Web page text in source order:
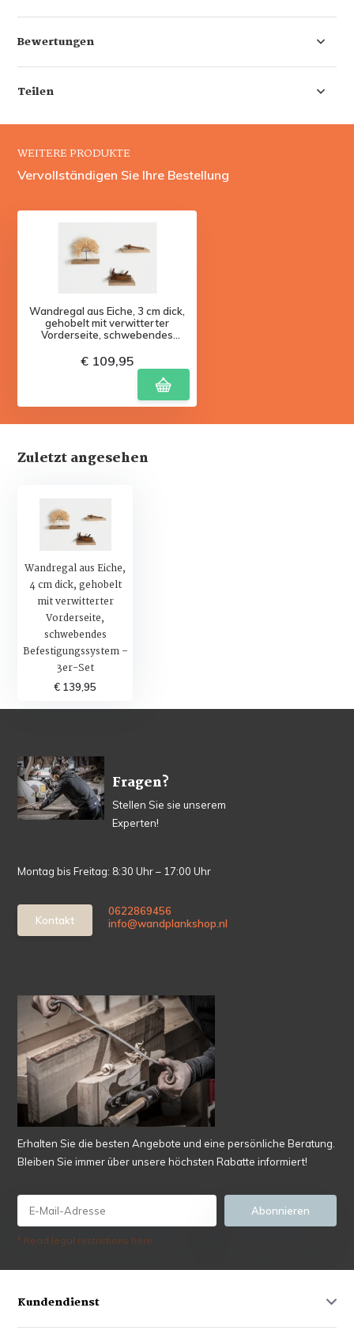
Bewertungen
Teilen
WEITERE PRODUKTE
Vervollständigen Sie Ihre Bestellung
Wandregal aus Eiche, 3 cm dick,
gehobelt mit verwitterter
Vorderseite, schwebendes
€ 109,95
Zuletzt angesehen
Wandregal aus Eiche,
4 cm dick, gehobelt
mit verwitterter
Vorderseite,
schwebendes
Befestigungssystem –
3er-Set
€ 139,95
Fragen?
Stellen Sie sie unserem
Experten!
Montag bis Freitag: 8:30 Uhr – 17:00 Uhr
Kontakt
0622869456
info@wandplankshop.nl
Erhalten Sie die besten Angebote und eine persönliche Beratung.
Bleiben Sie immer über unsere höchsten Rabatte informiert!
Abonnieren
* Read legal restrictions here
Kundendienst